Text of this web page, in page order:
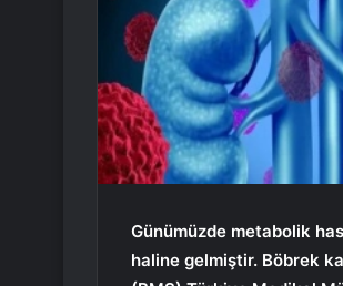
Günümüzde metabolik
haline gelmiştir. Böbrek